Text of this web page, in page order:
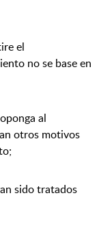
el
no se base en
al
otros motivos
sido tratados